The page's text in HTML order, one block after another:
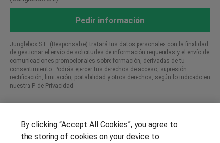
Pedir información
Junglebox S.L. (Responsable) tratará tus datos personales con la finalidad
de gestionar el envío de solicitudes de información requeridas y el envío de
comunicaciones promocionales sobre formación, derivadas de tu
consentimiento. Podrás ejercer tus derechos de acceso, supresión
rectificación, limitación, portabilidad y otros derechos, según lo indicado en
nuestra P. de Privacidad​
SÍGUENOS EN LAS REDES
By clicking “Accept All Cookies”, you agree to
the storing of cookies on your device to